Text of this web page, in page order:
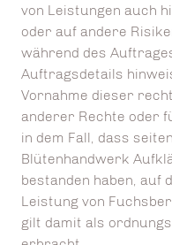
von Leistungen auch
oder auf andere
während des
Auftragsdetails
Vornahme dieser
anderer Rechte oder
in dem Fall, dass
Blütenhandwerk
bestanden haben, auf
Leistung von
gilt damit als